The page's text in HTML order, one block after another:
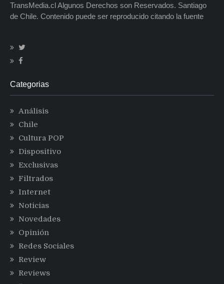
TransMedia.cl Algunos Derechos son Reservados. Santiago
de Chile. Contenido puede ser reproducido citando la fuente
Categorias
Análisis
Chile
Cultura POP
Dispositivo
Exclusivas
Filtrados
Internet
Noticias
Novedades
Opinión
Redes Sociales
Review
Reviews